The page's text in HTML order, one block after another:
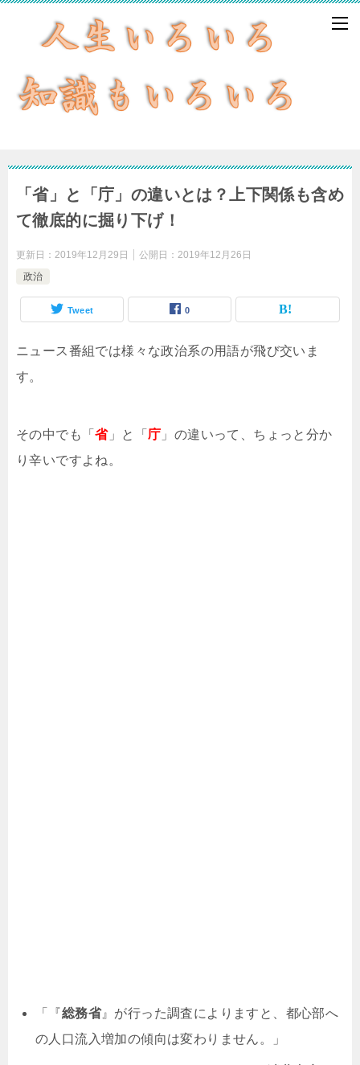
「省」と「庁」の違いとは？上下関係も含め
て徹底的に掘り下げ！
更新日： 2019年12月29日 公開日： 2019年12月26日
政治
Tweet 0
ニュース番組では様々な政治系の用語が飛び交いま
す。
その中でも「省」と「 庁 」の違いって、ちょっと分か
り辛いですよね。
「『総務省』が行った調査によりますと、都心部へ
の人口流入増加の傾向は変わりません。」